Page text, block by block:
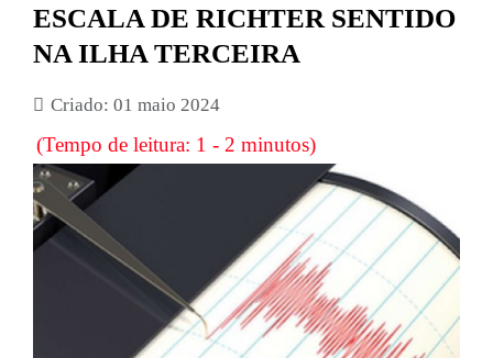
ESCALA DE RICHTER SENTIDO
NA ILHA TERCEIRA
Criado: 01 maio 2024
(Tempo de leitura: 1 - 2 minutos)